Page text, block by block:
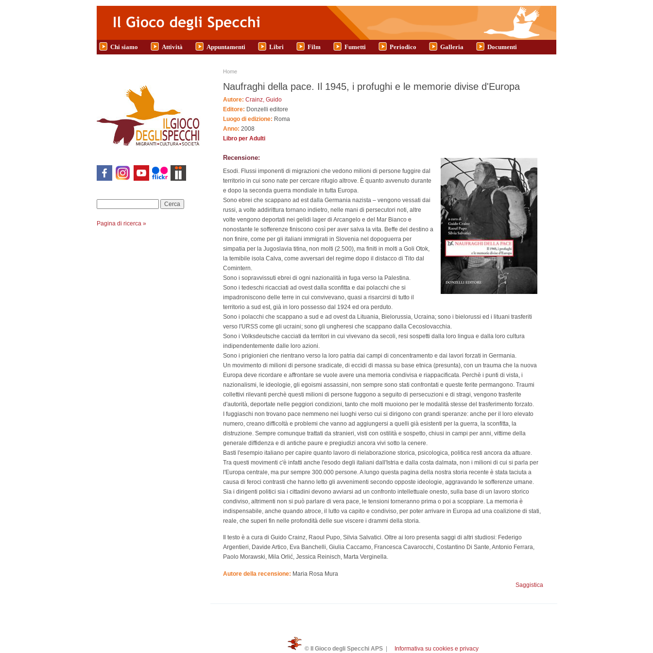
Chi siamo Attività Appuntamenti Libri Film Fumetti Periodico Galleria Documenti
Pagina di ricerca »
Tu sei qui
Home
Naufraghi della pace. Il 1945, i profughi e le memorie divise d'Europa
Autore: Crainz, Guido
Editore: Donzelli editore
Luogo di edizione: Roma
Anno: 2008
Libro per Adulti
Recensione:
Esodi. Flussi imponenti di migrazioni che vedono milioni di persone fuggire dal
territorio in cui sono nate per cercare rifugio altrove. È quanto avvenuto durante
e dopo la seconda guerra mondiale in tutta Europa.
Sono ebrei che scappano ad est dalla Germania nazista – vengono vessati dai
russi, a volte addirittura tornano indietro, nelle mani di persecutori noti, altre
volte vengono deportati nei gelidi lager di Arcangelo e del Mar Bianco e
nonostante le sofferenze finiscono così per aver salva la vita. Beffe del destino a
non finire, come per gli italiani immigrati in Slovenia nel dopoguerra per
simpatia per la Jugoslavia titina, non molti (2.500), ma finiti in molti a Goli Otok,
la temibile isola Calva, come avversari del regime dopo il distacco di Tito dal
Comintern.
Sono i sopravvissuti ebrei di ogni nazionalità in fuga verso la Palestina.
Sono i tedeschi ricacciati ad ovest dalla sconfitta e dai polacchi che si
impadroniscono delle terre in cui convivevano, quasi a risarcirsi di tutto il
territorio a sud est, già in loro possesso dal 1924 ed ora perduto.
Sono i polacchi che scappano a sud e ad ovest da Lituania, Bielorussia, Ucraina; sono i bielorussi ed i lituani trasferiti
verso l'URSS come gli ucraini; sono gli ungheresi che scappano dalla Cecoslovacchia.
Sono i Volksdeutsche cacciati da territori in cui vivevano da secoli, resi sospetti dalla loro lingua e dalla loro cultura
indipendentemente dalle loro azioni.
Sono i prigionieri che rientrano verso la loro patria dai campi di concentramento e dai lavori forzati in Germania.
Un movimento di milioni di persone sradicate, di eccidi di massa su base etnica (presunta), con un trauma che la nuova
Europa deve ricordare e affrontare se vuole avere una memoria condivisa e riappacificata. Perchè i punti di vista, i
nazionalismi, le ideologie, gli egoismi assassini, non sempre sono stati confrontati e queste ferite permangono. Traumi
collettivi rilevanti perchè questi milioni di persone fuggono a seguito di persecuzioni e di stragi, vengono trasferite
d'autorità, deportate nelle peggiori condizioni, tanto che molti muoiono per le modalità stesse del trasferimento forzato.
I fuggiaschi non trovano pace nemmeno nei luoghi verso cui si dirigono con grandi speranze: anche per il loro elevato
numero, creano difficoltà e problemi che vanno ad aggiungersi a quelli già esistenti per la guerra, la sconfitta, la
distruzione. Sempre comunque trattati da stranieri, visti con ostilità e sospetto, chiusi in campi per anni, vittime della
generale diffidenza e di antiche paure e pregiudizi ancora vivi sotto la cenere.
Basti l'esempio italiano per capire quanto lavoro di rielaborazione storica, psicologica, politica resti ancora da attuare.
Tra questi movimenti c'è infatti anche l'esodo degli italiani dall'Istria e dalla costa dalmata, non i milioni di cui si parla per
l'Europa centrale, ma pur sempre 300.000 persone. A lungo questa pagina della nostra storia recente è stata taciuta a
causa di feroci contrasti che hanno letto gli avvenimenti secondo opposte ideologie, aggravando le sofferenze umane.
Sia i dirigenti politici sia i cittadini devono avviarsi ad un confronto intellettuale onesto, sulla base di un lavoro storico
condiviso, altrimenti non si può parlare di vera pace, le tensioni torneranno prima o poi a scoppiare. La memoria è
indispensabile, anche quando atroce, il lutto va capito e condiviso, per poter arrivare in Europa ad una coalizione di stati,
reale, che superi fin nelle profondità delle sue viscere i drammi della storia.
Il testo è a cura di Guido Crainz, Raoul Pupo, Silvia Salvatici. Oltre ai loro presenta saggi di altri studiosi: Federigo
Argentieri, Davide Artico, Eva Banchelli, Giulia Caccamo, Francesca Cavarocchi, Costantino Di Sante, Antonio Ferrara,
Paolo Morawski, Mila Orlić, Jessica Reinisch, Marta Verginella.
Autore della recensione: Maria Rosa Mura
Saggistica
© Il Gioco degli Specchi APS| Informativa su cookies e privacy